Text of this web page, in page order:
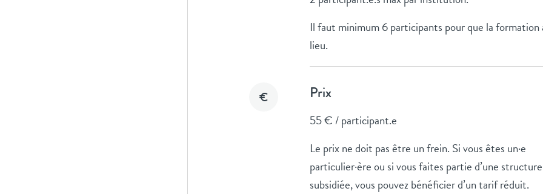
Il faut minimum 6 participants pour que la
lieu.
Prix
55 € / participant.e
Le prix ne doit pas être un frein. Si vous êtes un·e
particulier·ère ou si vous faites partie d’une
subsidiée, vous pouvez bénéficier d’un tarif réduit.